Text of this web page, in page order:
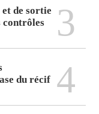
de sortie
3
du récif 4